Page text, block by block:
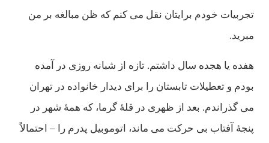
تجربيات خودم برايتان نقل می كنم كه ظن مبالغه بر من
مبريد.
هفده يا هجده سال داشتم. تازه از شبانه روزی در آمده
بودم و تعطيلات تابستان را برای ديدار خانواده در تهران
می گذراندم. بعد از ظهری در قلۀ گرما، كه همۀ شهر در
پنجۀ آفتاب بی حركت می ماند، اتوموبيل پدرم را – احتمالاً